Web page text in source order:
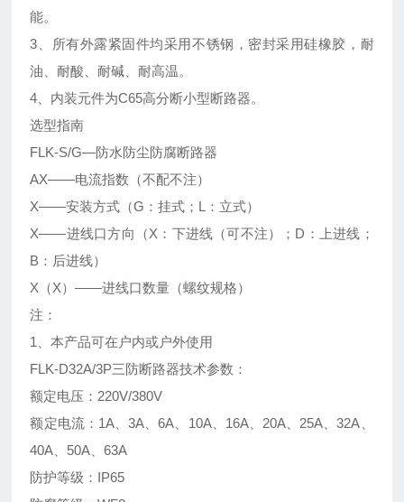
能。
3、所有外露紧固件均采用不锈钢，密封采用硅橡胶，耐
油、耐酸、耐碱、耐高温。
4、内装元件为C65高分断小型断路器。
选型指南
FLK-S/G—防水防尘防腐断路器
AX——电流指数（不配不注）
X——安装方式（G：挂式；L：立式）
X——进线口方向（X：下进线（可不注）；D：上进线；
B：后进线）
X（X）——进线口数量（螺纹规格）
注：
1、本产品可在户内或户外使用
FLK-D32A/3P三防断路器技术参数：
额定电压：220V/380V
额定电流：1A、3A、6A、10A、16A、20A、25A、32A、
40A、50A、63A
防护等级：IP65